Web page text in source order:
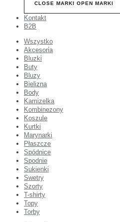
CLOSE MARKI OPEN MARKI
Kontakt
B2B
Wszystko
Akcesoria
Bluzki
Buty
Bluzy
Bielizna
Body
Kamizelka
Kombinezony
Koszule
Kurtki
Marynarki
Płaszcze
Spódnice
Spodnie
Sukienki
Swetry
Szorty
T-shirty
Topy
Torby